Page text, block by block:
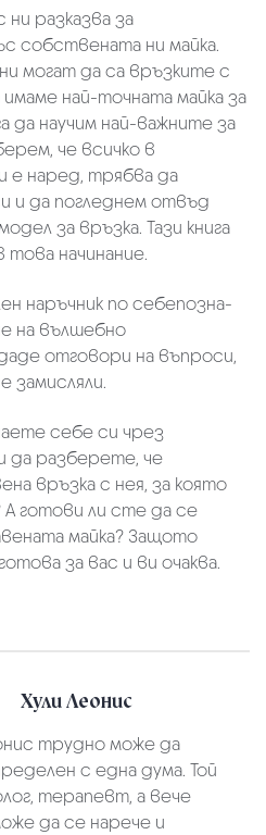
ни разказва за
собствената ни майка.
могат да са връзките с
най-точната майка за
да научим най-важните за
че всичко в
е наред, трябва да
и да погледнем отвъд
за връзка. Тази книга
начинание.
наръчник по себепозна­
на вълшебно
отговори на въпроси,
замисляли.
себе си чрез
да разберете, че
връзка с нея, за която
А готови ли сте да се
майка? Защото
за вас и ви очаква.
Хули Леонис
трудно може да
с една дума. Той
терапевт, а вече
да се нарече и